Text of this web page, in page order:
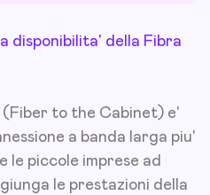
disponibilita' della Fibra
to the Cabinet) e'
a banda larga piu'
le piccole imprese ad
le prestazioni della